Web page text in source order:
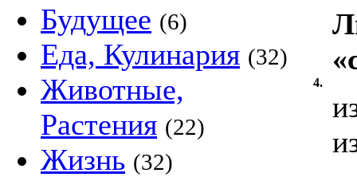
Будущее (6)
Еда, Кулинария (32)
Животные,
Растения (22)
Жизнь (32)
4.